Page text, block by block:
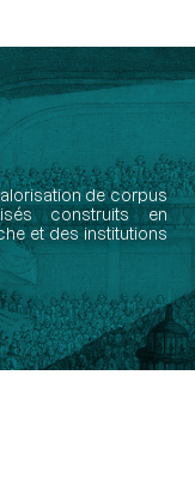
de corpus
construits en
et des institutions